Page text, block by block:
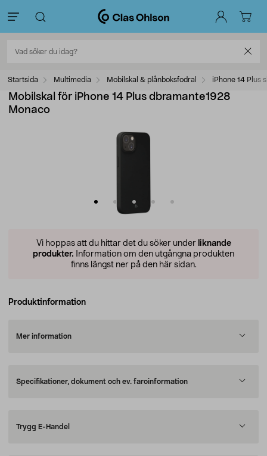
Startsida Multimedia Mobilskal & plånboksfodral iPhone 14 Plus
Mobilskal för iPhone 14 Plus dbramante1928
Monaco
Vi hoppas att du hittar det du söker under liknande
produkter. Information om den utgångna produkten
finns längst ner på den här sidan.
Produktinformation
Mer information
Specifikationer, dokument och ev. faroinformation
Trygg E-Handel